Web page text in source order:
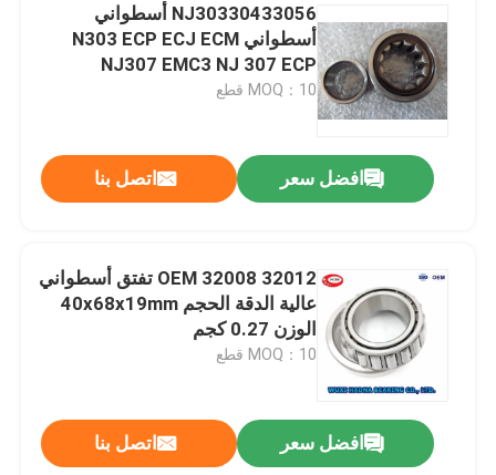
NJ30330433056 أسطواني
أسطواني N303 ECP ECJ ECM
NJ307 EMC3 NJ 307 ECP
MOQ：10 قطع
افضل سعر اتصل بنا
OEM 32008 32012 تفتق أسطواني
عالية الدقة الحجم 40x68x19mm
الوزن 0.27 كجم
MOQ：10 قطع
افضل سعر اتصل بنا